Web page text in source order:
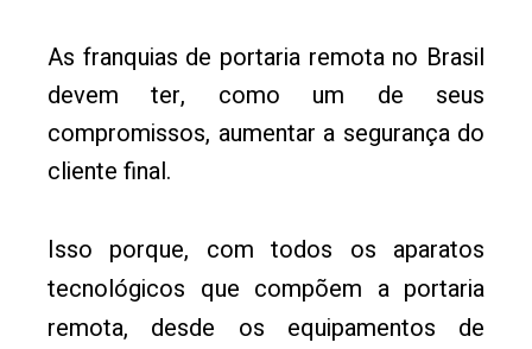
As franquias de portaria remota no Brasil
devem ter, como um de seus
compromissos, aumentar a segurança do
cliente final.
Isso porque, com todos os aparatos
tecnológicos que compõem a portaria
remota, desde os equipamentos de